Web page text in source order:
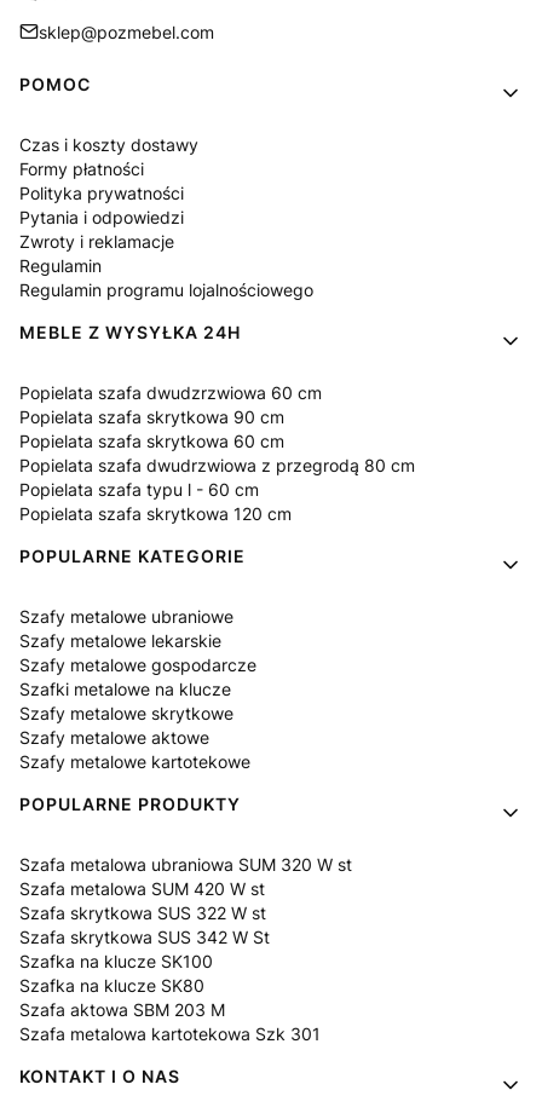
sklep@pozmebel.com
Linki w stopce
POMOC
Czas i koszty dostawy
Formy płatności
Polityka prywatności
Pytania i odpowiedzi
Zwroty i reklamacje
Regulamin
Regulamin programu lojalnościowego
MEBLE Z WYSYŁKA 24H
Popielata szafa dwudzrzwiowa 60 cm
Popielata szafa skrytkowa 90 cm
Popielata szafa skrytkowa 60 cm
Popielata szafa dwudrzwiowa z przegrodą 80 cm
Popielata szafa typu l - 60 cm
Popielata szafa skrytkowa 120 cm
POPULARNE KATEGORIE
Szafy metalowe ubraniowe
Szafy metalowe lekarskie
Szafy metalowe gospodarcze
Szafki metalowe na klucze
Szafy metalowe skrytkowe
Szafy metalowe aktowe
Szafy metalowe kartotekowe
POPULARNE PRODUKTY
Szafa metalowa ubraniowa SUM 320 W st
Szafa metalowa SUM 420 W st
Szafa skrytkowa SUS 322 W st
Szafa skrytkowa SUS 342 W St
Szafka na klucze SK100
Szafka na klucze SK80
Szafa aktowa SBM 203 M
Szafa metalowa kartotekowa Szk 301
KONTAKT I O NAS